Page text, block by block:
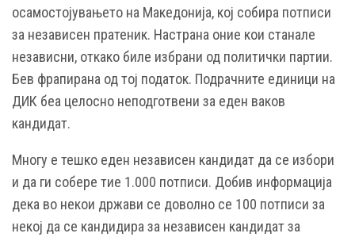
осамостојувањето на Македонија, кој собира потписи
за независен пратеник. Настрана оние кои станале
независни, откако биле избрани од политички партии.
Бев фрапирана од тој податок. Подрачните единици на
ДИК беа целосно неподготвени за еден ваков
кандидат.
Многу е тешко еден независен кандидат да се избори
и да ги собере тие 1.000 потписи. Добив информација
дека во некои држави се доволно се 100 потписи за
некој да се кандидира за независен кандидат за